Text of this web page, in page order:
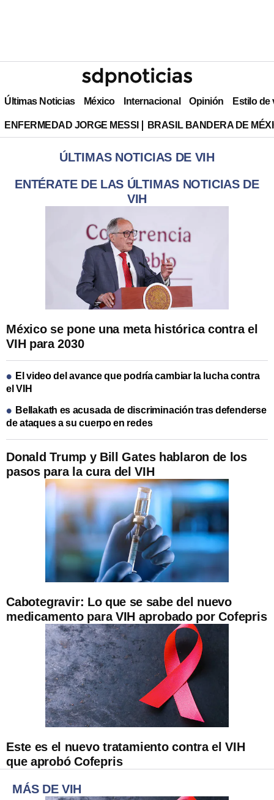
Últimas Noticias México Internacional Opinión Estilo de
ENFERMEDAD JORGE MESSI BRASIL BANDERA DE
ÚLTIMAS NOTICIAS DE VIH
ENTÉRATE DE LAS ÚLTIMAS NOTICIAS DE
VIH
Donald Trump y Bill Gates hablaron de los
pasos para la cura del VIH
Cabotegravir: Lo que se sabe del nuevo
medicamento para VIH aprobado por Cofepris
México se pone una meta histórica contra el
VIH para 2030
El video del avance que podría cambiar la lucha contra
el VIH
Bellakath es acusada de discriminación tras defenderse
de ataques a su cuerpo en redes
Este es el nuevo tratamiento contra el VIH
que aprobó Cofepris
MÁS DE VIH